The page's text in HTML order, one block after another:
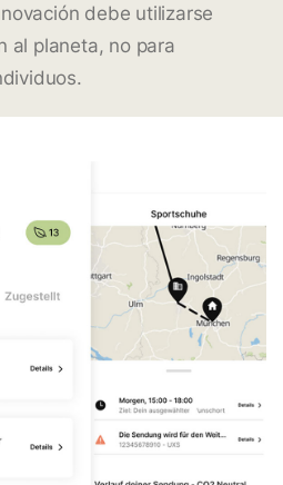
debe utilizarse
al planeta, no para